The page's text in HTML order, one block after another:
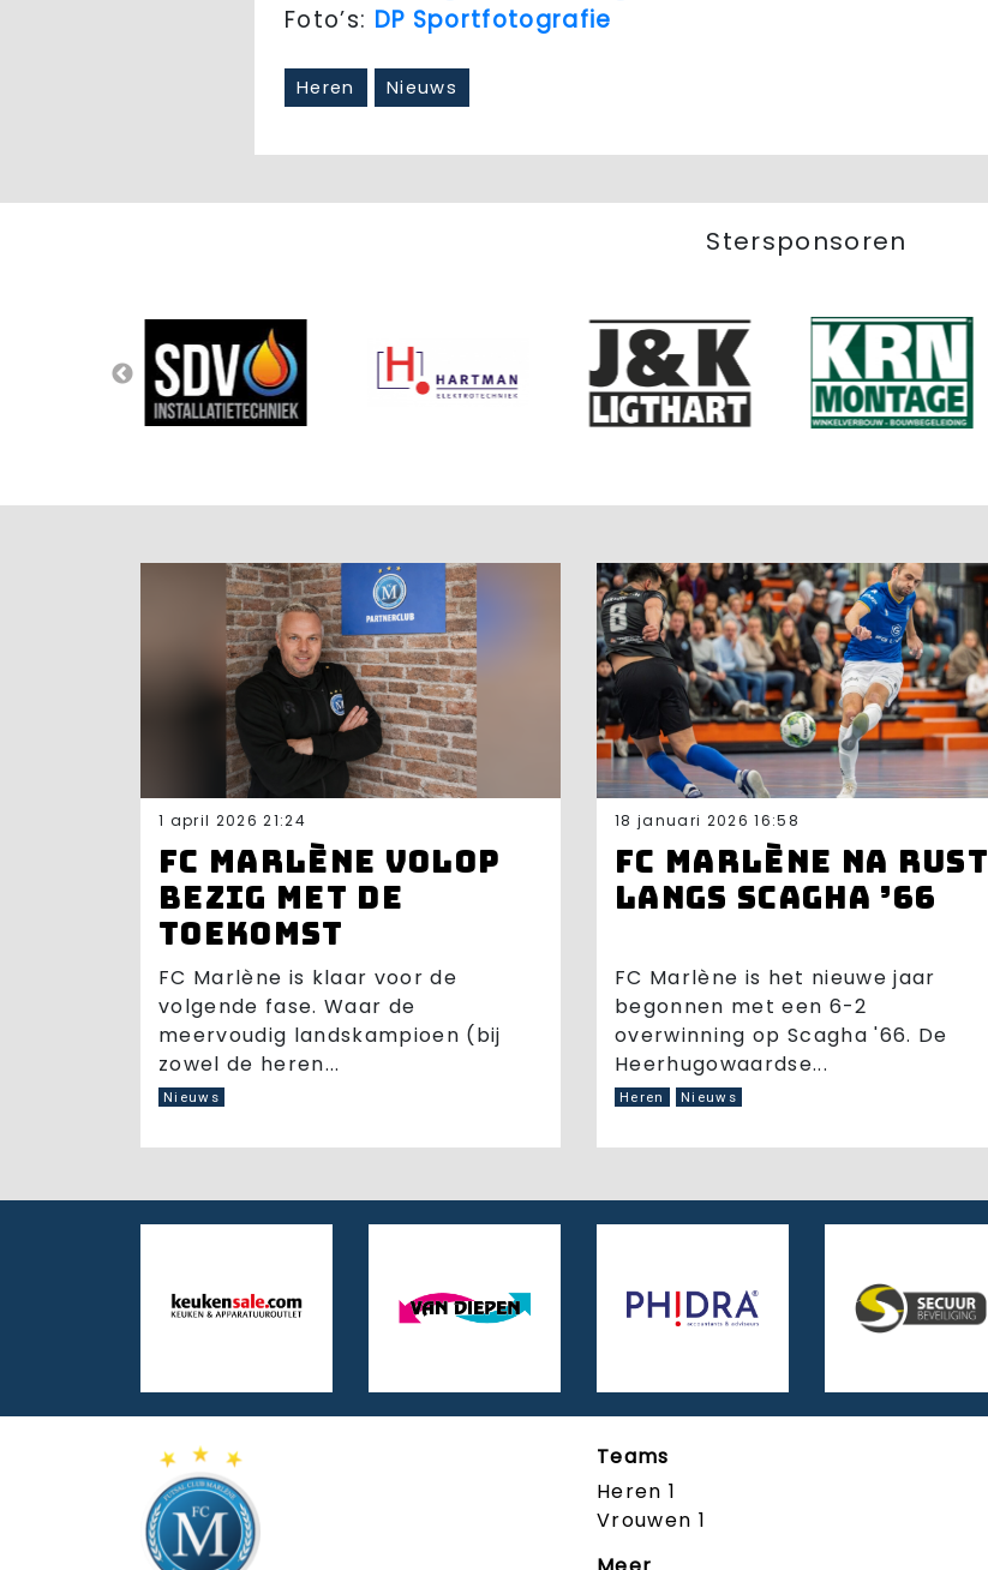
Foto’s: DP Sportfotografie
Heren Nieuws
Stersponsoren
1 april 2026 21:24
FC Marlène volop
bezig met de
toekomst
FC Marlène is klaar voor de
volgende fase. Waar de
meervoudig landskampioen (bij
zowel de heren...
Nieuws
18 januari 2026 16:58
FC Marlène na rust
langs Scagha ’66
FC Marlène is het nieuwe jaar
begonnen met een 6-2
overwinning op Scagha '66. De
Heerhugowaardse...
Heren Nieuws
Teams
Heren 1
Vrouwen 1